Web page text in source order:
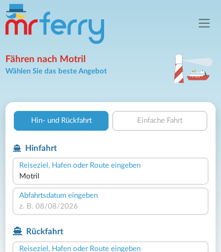
Fähren nach Motril
Wählen Sie das beste Angebot
Hin- und Rückfahrt Einfache Fahrt
Hinfahrt
Reiseziel, Hafen oder Route eingeben
Abfahrtsdatum eingeben
Rückfahrt
Reiseziel, Hafen oder Route eingeben